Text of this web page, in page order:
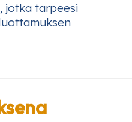
jotka tarpeesi